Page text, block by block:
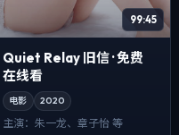
99:45
Quiet Relay 旧信 · 免费
在线看
电影 2020
主演： 朱一龙、章子怡 等